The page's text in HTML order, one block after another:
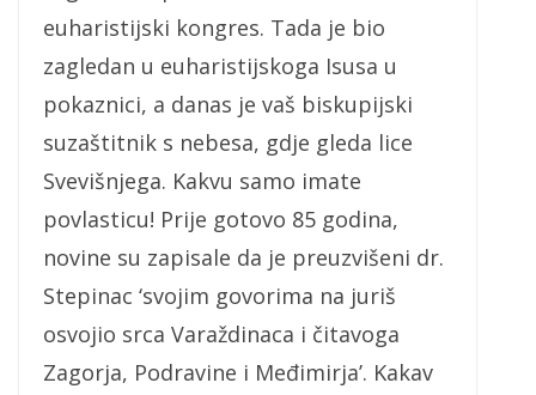
euharistijski kongres. Tada je bio
zagledan u euharistijskoga Isusa u
pokaznici, a danas je vaš biskupijski
suzaštitnik s nebesa, gdje gleda lice
Svevišnjega. Kakvu samo imate
povlasticu! Prije gotovo 85 godina,
novine su zapisale da je preuzvišeni dr.
Stepinac ‘svojim govorima na juriš
osvojio srca Varaždinaca i čitavoga
Zagorja, Podravine i Međimirja’. Kakav